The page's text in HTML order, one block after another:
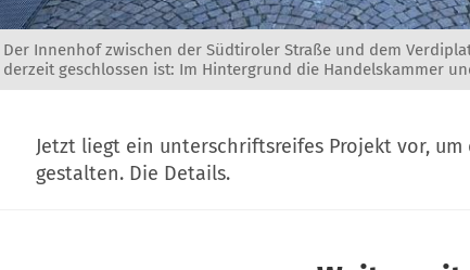
Der Innenhof zwischen der Südtiroler Straße und dem
derzeit geschlossen ist: Im Hintergrund die Handelskammer
Jetzt liegt ein unterschriftsreifes Projekt vor,
gestalten. Die Details.